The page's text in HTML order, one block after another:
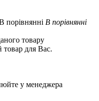
порівнянні В порівнянні
товару
для Вас.
у менеджера